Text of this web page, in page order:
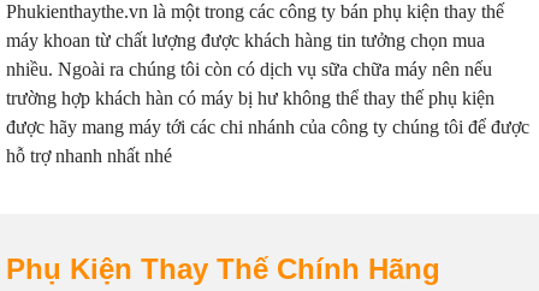
Phukienthaythe.vn là một trong các công ty bán phụ kiện thay thế
máy khoan từ chất lượng được khách hàng tin tưởng chọn mua
nhiều. Ngoài ra chúng tôi còn có dịch vụ sữa chữa máy nên nếu
trường hợp khách hàn có máy bị hư không thể thay thế phụ kiện
được hãy mang máy tới các chi nhánh của công ty chúng tôi để được
hỗ trợ nhanh nhất nhé
Phụ Kiện Thay Thế Chính Hãng